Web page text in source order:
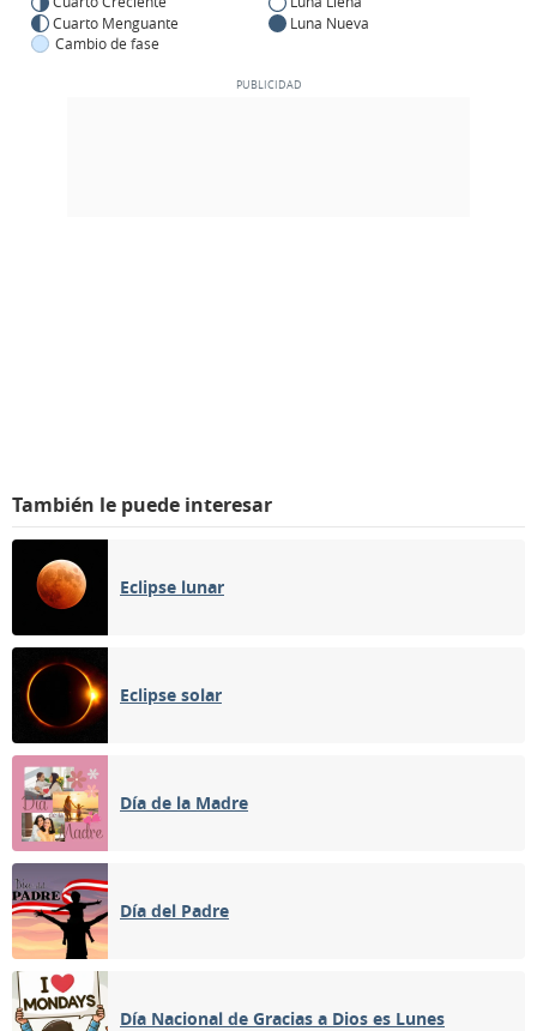
Cuarto Menguante
Luna Nueva
Cambio de fase
También le puede interesar
Eclipse lunar
Eclipse solar
Día de la Madre
Día del Padre
Día Nacional de Gracias a Dios es Lunes